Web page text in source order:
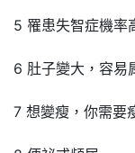
5 罹患失智症機率
6 肚子變大，容易
7 想變瘦，你需要